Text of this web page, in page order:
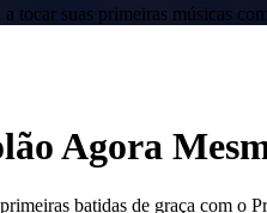
suas primeiras músicas
Agora
batidas de graça com